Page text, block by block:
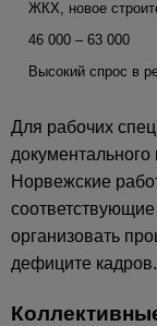
ЖКХ, новое
46 000 – 63 000
Высокий спрос в
Для рабочих
Норвежские
организовать
дефиците кадров.